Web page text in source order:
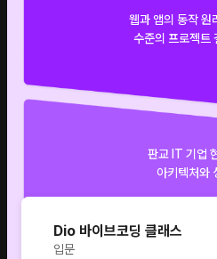
웹과 앱의 동작 원
수준의 프로젝트
판교 IT 기업
아키텍처와
Dio 바이브코딩 클래스
입문